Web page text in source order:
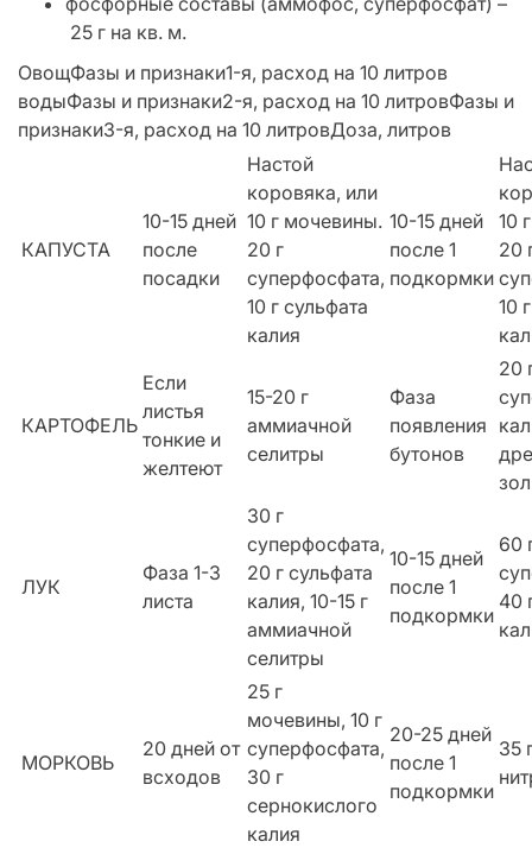
25 г на кв. м.
ОвощФазы и признаки1-я, расход на 10 литров
водыФазы и признаки2-я, расход на 10 литровФазы и
признаки3-я, расход на 10 литровДоза, литров
КАПУСТА
10-15 дней
после
посадки
Настой
коровяка, или
10 г мочевины.
20 г
суперфосфата,
10 г сульфата
калия
10-15 дней
после 1
подкормки
10
20
10
КАРТОФЕЛЬ
Если
листья
тонкие и
желтеют
15-20 г
аммиачной
селитры
Фаза
появления
бутонов
20
ЛУК
Фаза 1-3
листа
30 г
суперфосфата,
20 г сульфата
калия, 10-15 г
аммиачной
селитры
10-15 дней
после 1
подкормки
60
40
МОРКОВЬ
20 дней от
всходов
25 г
мочевины, 10 г
суперфосфата,
30 г
сернокислого
калия
20-25 дней
после 1
подкормки
35